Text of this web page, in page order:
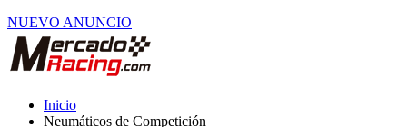
NUEVO ANUNCIO
Inicio
Neumáticos de Competición